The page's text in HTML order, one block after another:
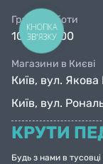
Графік роботи
10:00-19:00
Магазини в Києві
Київ, вул. Якова
Київ, вул.
КРУТИ
Будь з нами в
КНОПКА
ЗВ'ЯЗКУ